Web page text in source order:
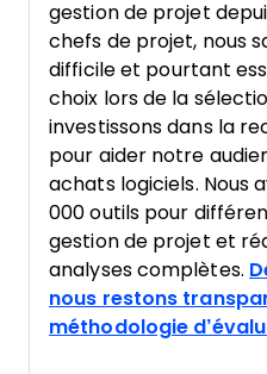
gestion de projet
chefs de projet, nous
difficile et pourtant
choix lors de la
investissons dans la
pour aider notre
achats logiciels. Nous
000 outils pour
gestion de projet et
analyses complètes.
nous restons
méthodologie